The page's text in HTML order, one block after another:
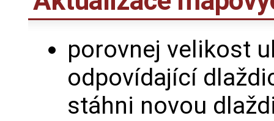
porovnej velikost
odpovídající
stáhni novou